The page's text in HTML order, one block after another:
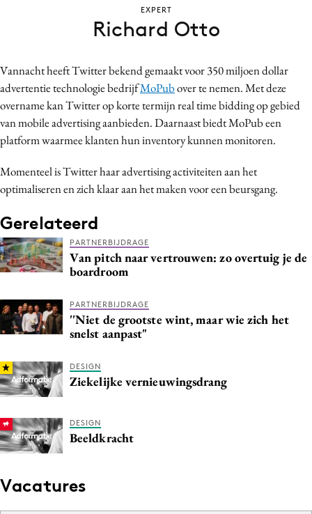
Contentmarketing
Craft
Customer Experience
Data & Insights
Digital transformation
Effectiviteit
Gedragsverandering
Influencer marketing
Martech
Media
PR
Programmatic
Reputatie & crisis
Vannacht heeft Twitter bekend gemaakt voor 350 miljoen dollar
advertentie technologie bedrijfMoPubover te nemen. Met deze
overname kan Twitter op korte termijn real time bidding op gebied
van mobile advertising aanbieden. Daarnaast biedt MoPub een
platform waarmee klanten hun inventory kunnen monitoren.
Momenteel is Twitter haar advertising activiteiten aan het
optimaliseren en zich klaar aan het maken voor een beursgang.
Gerelateerd
PARTNERBIJDRAGE
Van pitch naar vertrouwen: zo overtuig je de
boardroom
PARTNERBIJDRAGE
''Niet de grootste wint, maar wie zich het
snelst aanpast"
DESIGN
Ziekelijke vernieuwingsdrang
DESIGN
Beeldkracht
Vacatures
EXPERT
Richard Otto